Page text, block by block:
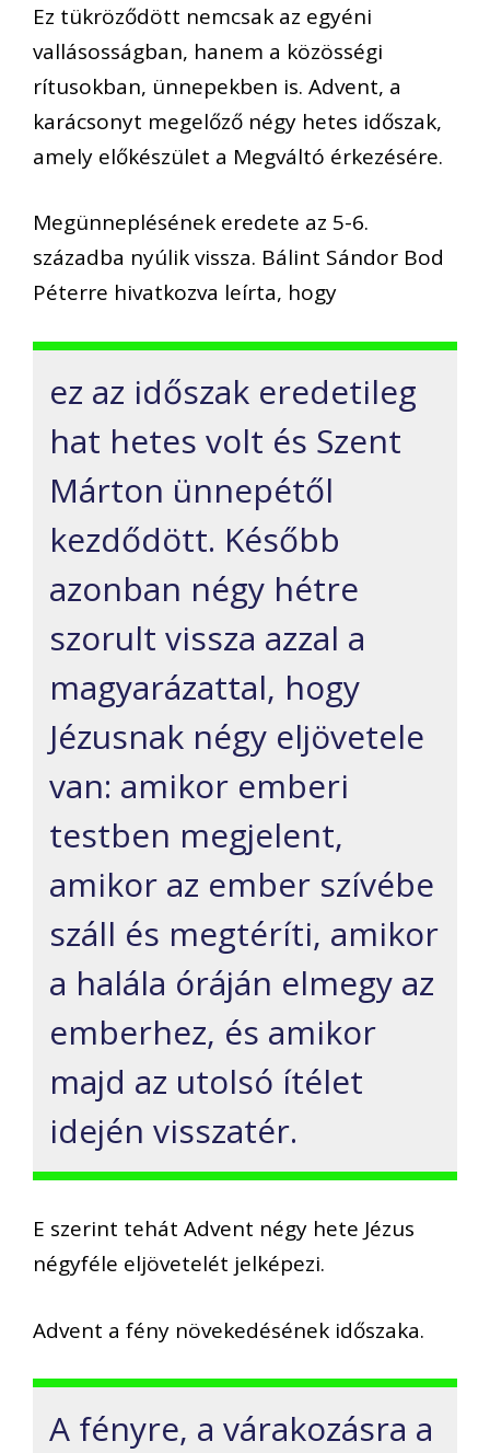
Ez tükröződött nemcsak az egyéni
vallásosságban, hanem a közösségi
rítusokban, ünnepekben is. Advent, a
karácsonyt megelőző négy hetes időszak,
amely előkészület a Megváltó érkezésére.
Megünneplésének eredete az 5-6.
századba nyúlik vissza. Bálint Sándor Bod
Péterre hivatkozva leírta, hogy
ez az időszak eredetileg
hat hetes volt és Szent
Márton ünnepétől
kezdődött. Később
azonban négy hétre
szorult vissza azzal a
magyarázattal, hogy
Jézusnak négy eljövetele
van: amikor emberi
testben megjelent,
amikor az ember szívébe
száll és megtéríti, amikor
a halála óráján elmegy az
emberhez, és amikor
majd az utolsó ítélet
idején visszatér.
E szerint tehát Advent négy hete Jézus
négyféle eljövetelét jelképezi.
Advent a fény növekedésének időszaka.
A fényre, a várakozásra a